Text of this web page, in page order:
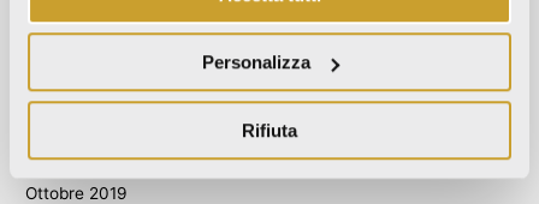
Personalizza
Rifiuta
Luglio 2020
Novembre 2019
Ottobre 2019